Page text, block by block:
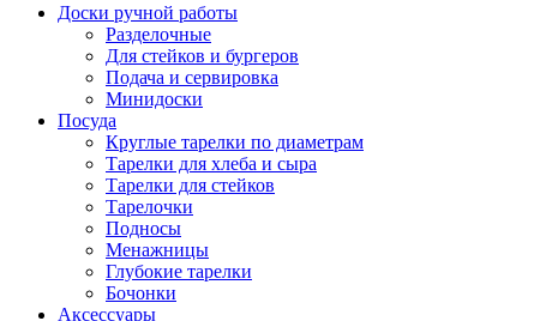
Доски ручной работы
Разделочные
Для стейков и бургеров
Подача и сервировка
Минидоски
Посуда
Круглые тарелки по диаметрам
Тарелки для хлеба и сыра
Тарелки для стейков
Тарелочки
Подносы
Менажницы
Глубокие тарелки
Бочонки
Аксессуары